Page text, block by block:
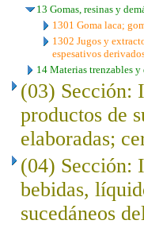
13 Gomas, resinas y
1301 Goma laca;
1302 Jugos y
espesativos
14 Materias trenzables
(03) Sección:
productos de
elaboradas;
(04) Sección:
bebidas,
sucedáneos